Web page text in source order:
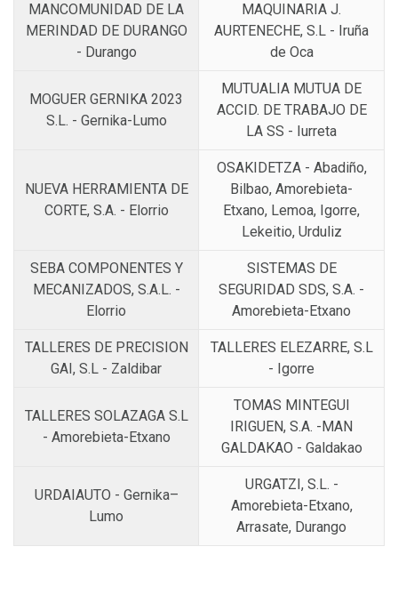
MANCOMUNIDAD DE LA
MERINDAD DE DURANGO
- Durango
MAQUINARIA J.
AURTENECHE, S.L - Iruña
de Oca
MOGUER GERNIKA 2023
S.L. - Gernika-Lumo
MUTUALIA MUTUA DE
ACCID. DE TRABAJO DE
LA SS - Iurreta
NUEVA HERRAMIENTA DE
CORTE, S.A. - Elorrio
OSAKIDETZA - Abadiño,
Bilbao, Amorebieta-
Etxano, Lemoa, Igorre,
Lekeitio, Urduliz
SEBA COMPONENTES Y
MECANIZADOS, S.A.L. -
Elorrio
SISTEMAS DE
SEGURIDAD SDS, S.A. -
Amorebieta-Etxano
TALLERES DE PRECISION
GAI, S.L - Zaldibar
TALLERES ELEZARRE, S.L
- Igorre
TALLERES SOLAZAGA S.L
- Amorebieta-Etxano
TOMAS MINTEGUI
IRIGUEN, S.A. -MAN
GALDAKAO - Galdakao
URDAIAUTO - Gernika–
Lumo
URGATZI, S.L. -
Amorebieta-Etxano,
Arrasate, Durango